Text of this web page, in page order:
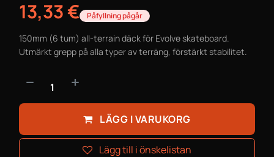
13,33€ Påfyllning pågår
150mm (6 tum) all-terrain däck för Evolve skateboard.
Utmärkt grepp på alla typer av terräng, förstärkt stabilitet.
LÄGG I VARUKORG
Lägg till i önskelistan